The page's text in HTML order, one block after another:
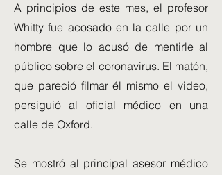
A principios de este mes, el profesor
Whitty fue acosado en la calle por un
hombre que lo acusó de mentirle al
público sobre el coronavirus. El matón,
que pareció filmar él mismo el video,
persiguió al oficial médico en una
calle de Oxford.
Se mostró al principal asesor médico